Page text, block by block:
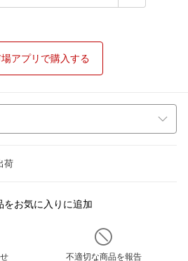
アプリで購入する
荷
をお気に入りに追加
不適切な商品を報告